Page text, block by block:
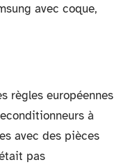
avec coque,
règles européennes
à
avec des pièces
pas